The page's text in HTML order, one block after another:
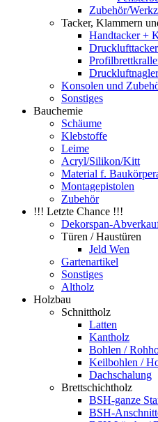
Zubehör/
Tacker, Klammern
Handtacker +
Konsolen und
Sonstiges
Bauchemie
Schäume
Klebstoffe
Leime
Acryl/Silikon/Kitt
Material f.
Montagepistolen
Zubehör
!!! Letzte Chance !!!
Dekorspan-
Türen / Haustüren
Jeld Wen
Gartenartikel
Sonstiges
Altholz
Holzbau
Schnittholz
Latten
Kantholz
Bohlen /
Keilbohlen /
Dachschalung
Brettschichtholz
BSH-ganze
BSH-